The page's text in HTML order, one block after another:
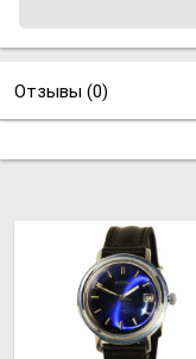
Отзывы (0)